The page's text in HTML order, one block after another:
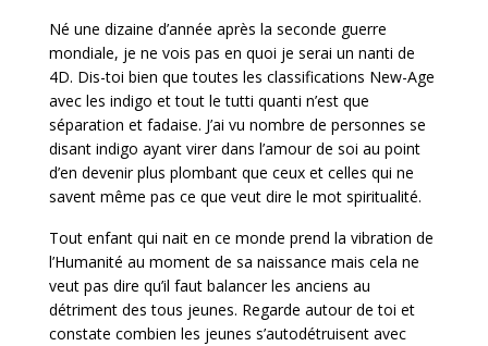
Né une dizaine d’année après la seconde guerre
mondiale, je ne vois pas en quoi je serai un nanti de
4D. Dis-toi bien que toutes les classifications New-Age
avec les indigo et tout le tutti quanti n’est que
séparation et fadaise. J’ai vu nombre de personnes se
disant indigo ayant virer dans l’amour de soi au point
d’en devenir plus plombant que ceux et celles qui ne
savent même pas ce que veut dire le mot spiritualité.
Tout enfant qui nait en ce monde prend la vibration de
l’Humanité au moment de sa naissance mais cela ne
veut pas dire qu’il faut balancer les anciens au
détriment des tous jeunes. Regarde autour de toi et
constate combien les jeunes s’autodétruisent avec